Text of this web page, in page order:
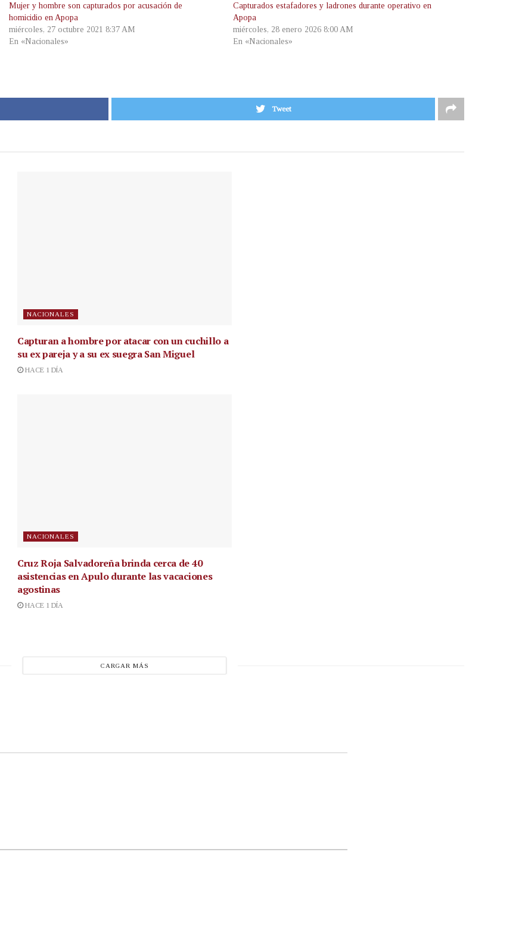
Mujer y hombre son capturados por acusación de
homicidio en Apopa
miércoles, 27 octubre 2021 8:37 AM
En «Nacionales»
Capturados estafadores y ladrones durante operativo en
Apopa
miércoles, 28 enero 2026 8:00 AM
En «Nacionales»
Tweet
NACIONALES
Capturan a hombre por atacar con un cuchillo a
su ex pareja y a su ex suegra San Miguel
HACE 1 DÍA
NACIONALES
Cruz Roja Salvadoreña brinda cerca de 40
asistencias en Apulo durante las vacaciones
agostinas
HACE 1 DÍA
CARGAR MÁS